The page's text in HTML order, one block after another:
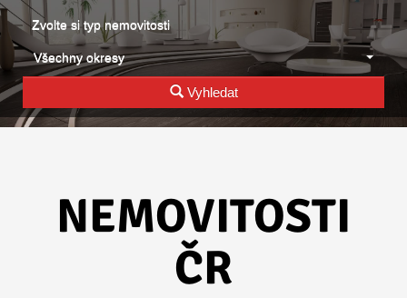
Zvolte si typ nemovitosti
Všechny okresy
Vyhledat
NEMOVITOSTI
ČR